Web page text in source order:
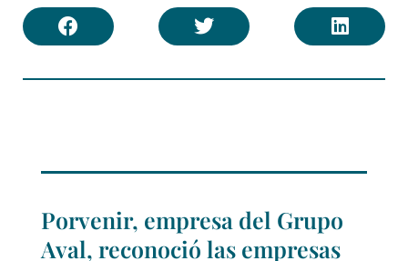
Porvenir, empresa del Grupo
Aval, reconoció las empresas